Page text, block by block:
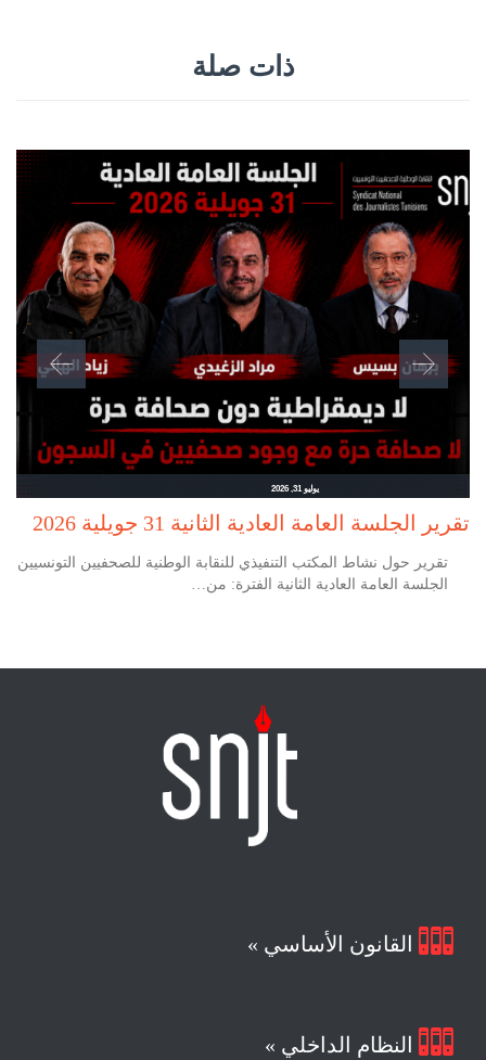
ذات صلة
يوليو 31, 2026
تقرير الجلسة العامة العادية الثانية 31 جويلية 2026
تقرير حول نشاط المكتب التنفيذي للنقابة الوطنية للصحفيين التونسيين
الجلسة العامة العادية الثانية الفترة: من…
 القانون الأساسي »
 النظام الداخلي »